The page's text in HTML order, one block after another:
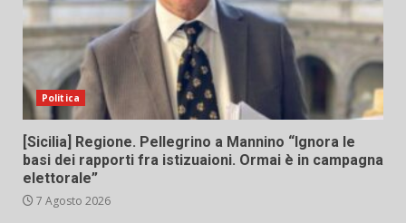
Politica
[Sicilia] Regione. Pellegrino a Mannino “Ignora le
basi dei rapporti fra istizuaioni. Ormai è in campagna
elettorale”
7 Agosto 2026